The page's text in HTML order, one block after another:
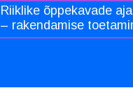
Riiklike õppekavade
– rakendamise